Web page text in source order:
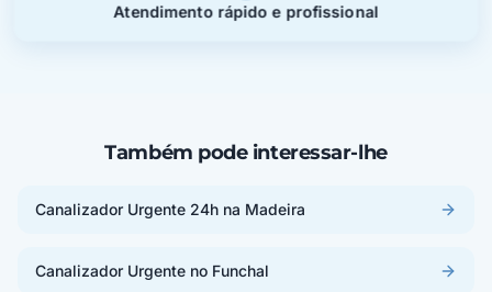
Atendimento rápido e profissional
Também pode interessar-lhe
Canalizador Urgente 24h na Madeira
Canalizador Urgente no Funchal